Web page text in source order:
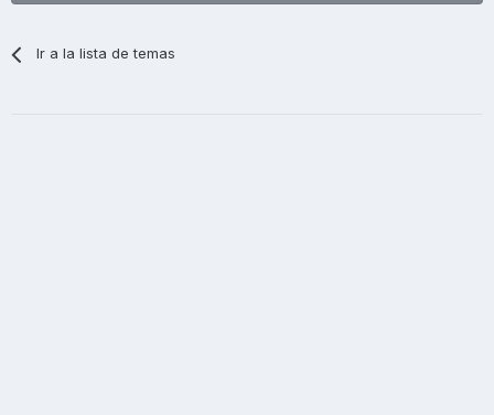
Ir a la lista de temas